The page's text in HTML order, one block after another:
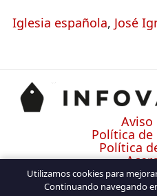
Iglesia española, José
Aviso
Política de
Política
Utilizamos cookies para
Continuando navegando